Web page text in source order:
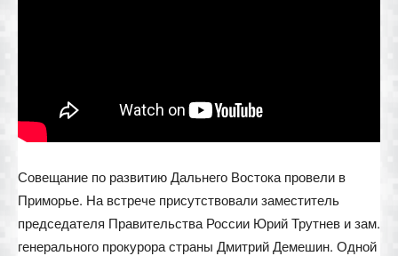
Совещание по развитию Дальнего Востока провели в
Приморье. На встрече присутствовали заместитель
председателя Правительства России Юрий Трутнев и зам.
генерального прокурора страны Дмитрий Демешин. Одной